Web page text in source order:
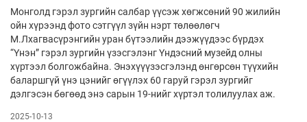
Монголд гэрэл зургийн салбар үүсэж хөгжсөний 90 жилийн
ойн хүрээнд фото сэтгүүл зүйн нэрт төлөөлөгч
М.Лхагвасүрэнгийн уран бүтээлийн дээжүүдээс бүрдэх
“Үнэн” гэрэл зургийн үзэсгэлэнг Үндэсний музейд олны
хүртээл болгожбайна. Энэхүүүзэсгэлэнд өнгөрсөн түүхийн
баларшгүй үнэ цэнийг өгүүлэх 60 гаруй гэрэл зургийг
дэлгэсэн бөгөөд энэ сарын 19-нийг хүртэл толилуулах аж.
2025-10-13